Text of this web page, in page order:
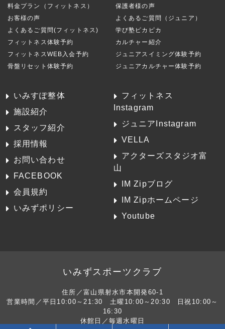
料金プラン（フィットネス）
お客様の声
よくあるご質問(フィットネス)
フィットネス体験予約
フィットネスWEB入会予約
骨盤リセット体験予約
保護者様の声
よくあるご質問（ジュニア）
学び塾ピカピカ
カルチャー紹介
ジュニアスイミング体験予約
ジュニアカルチャー体験予約
いみすぽ整体
施設紹介
スタッフ紹介
採用情報
お問い合わせ
FACEBOOK
会員規約
いみずポリシー
フィットネス
Instagram
ジュニアInstagram
VELLA
アクターズスタジオ富
山
IM Zipブログ
IM Zipホームページ
Youtube
いみずスポーツクラブ
住所／富山県射水市本開発60-1
営業時間／平日10:00～21:30 土曜10:00～20:30 日祝10:00～
16:30
休館日／毎週水曜日